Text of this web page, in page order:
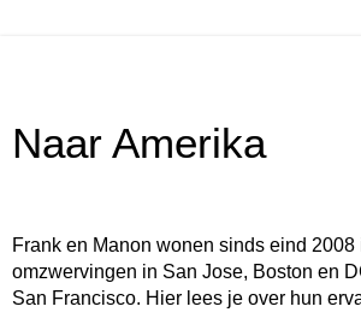
Naar Amerika
Frank en Manon wonen sinds eind 2008
omzwervingen in San Jose, Boston en
San Francisco. Hier lees je over hun